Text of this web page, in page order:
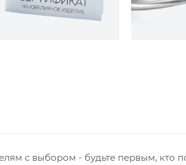
с выбором - будьте первым, кто